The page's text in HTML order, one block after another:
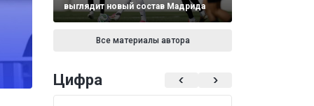
выглядит новый состав Мадрида
Все материалы автора
Цифра